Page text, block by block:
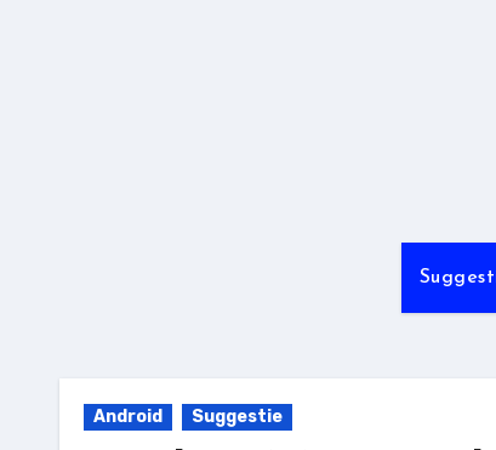
Android Suggestie